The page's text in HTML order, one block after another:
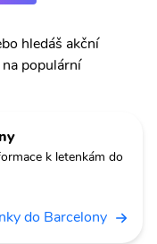
hledáš akční
populární
k letenkám do
do Barcelony